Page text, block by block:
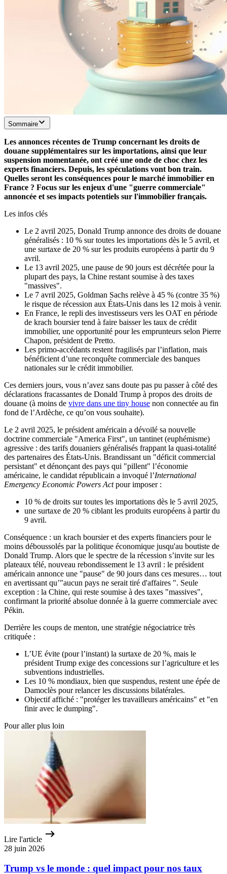
Sommaire
Les annonces récentes de Trump concernant les droits de
douane supplémentaires sur les importations, ainsi que leur
suspension momentanée, ont créé une onde de choc chez les
experts financiers. Depuis, les spéculations vont bon train.
Quelles seront les conséquences pour le marché immobilier en
France ? Focus sur les enjeux d'une "guerre commerciale"
annoncée et ses impacts potentiels sur l'immobilier français.
Les infos clés
Le 2 avril 2025, Donald Trump annonce des droits de douane
généralisés : 10 % sur toutes les importations dès le 5 avril, et
une surtaxe de 20 % sur les produits européens à partir du 9
avril.
Le 13 avril 2025, une pause de 90 jours est décrétée pour la
plupart des pays, la Chine restant soumise à des taxes
"massives".
Le 7 avril 2025, Goldman Sachs relève à 45 % (contre 35 %)
le risque de récession aux États-Unis dans les 12 mois à venir.
En France, le repli des investisseurs vers les OAT en période
de krach boursier tend à faire baisser les taux de crédit
immobilier, une opportunité pour les emprunteurs selon Pierre
Chapon, président de Pretto.
Les primo-accédants restent fragilisés par l’inflation, mais
bénéficient d’une reconquête commerciale des banques
nationales sur le crédit immobilier.
Ces derniers jours, vous n’avez sans doute pas pu passer à côté des
déclarations fracassantes de Donald Trump à propos des droits de
douane (à moins de vivre dans une tiny house non connectée au fin
fond de l’Ardèche, ce qu’on vous souhaite).
Le 2 avril 2025, le président américain a dévoilé sa nouvelle
doctrine commerciale "America First", un tantinet (euphémisme)
agressive : des tarifs douaniers généralisés frappant la quasi-totalité
des partenaires des États-Unis. Brandissant un "déficit commercial
persistant" et dénonçant des pays qui "pillent" l’économie
américaine, le candidat républicain a invoqué l’International
Emergency Economic Powers Actpour imposer :
10 % de droits sur toutes les importations dès le 5 avril 2025,
une surtaxe de 20 % ciblant les produits européens à partir du
9 avril.
Conséquence : un krach boursier et des experts financiers pour le
moins déboussolés par la politique économique jusqu'au boutiste de
Donald Trump. Alors que le spectre de la récession s’invite sur les
plateaux télé, nouveau rebondissement le 13 avril : le président
américain annonce une "pause" de 90 jours dans ces mesures… tout
en avertissant qu’"aucun pays ne serait tiré d'affaires ". Seule
exception : la Chine, qui reste soumise à des taxes "massives",
confirmant la priorité absolue donnée à la guerre commerciale avec
Pékin.
Derrière les coups de menton, une stratégie négociatrice très
critiquée :
L’UE évite (pour l’instant) la surtaxe de 20 %, mais le
président Trump exige des concessions sur l’agriculture et les
subventions industrielles.
Les 10 % mondiaux, bien que suspendus, restent une épée de
Damoclès pour relancer les discussions bilatérales.
Objectif affiché : "protéger les travailleurs américains" et "en
finir avec le dumping".
Pour aller plus loin
Lire l'article
28 juin 2026
Trump vs le monde : quel impact pour nos taux